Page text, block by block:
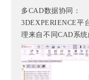
多CAD数据协同：
3DEXPERIENCE平
理来自不同CAD系统